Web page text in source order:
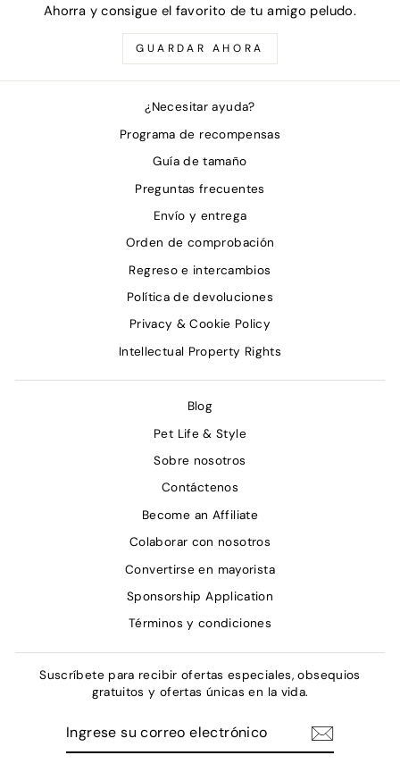
Ahorra y consigue el favorito de tu amigo peludo.
GUARDAR AHORA
¿Necesitar ayuda?
Programa de recompensas
Guía de tamaño
Preguntas frecuentes
Envío y entrega
Orden de comprobación
Regreso e intercambios
Política de devoluciones
Privacy & Cookie Policy
Intellectual Property Rights
Blog
Pet Life & Style
Sobre nosotros
Contáctenos
Become an Affiliate
Colaborar con nosotros
Convertirse en mayorista
Sponsorship Application
Términos y condiciones
Suscríbete para recibir ofertas especiales, obsequios
gratuitos y ofertas únicas en la vida.